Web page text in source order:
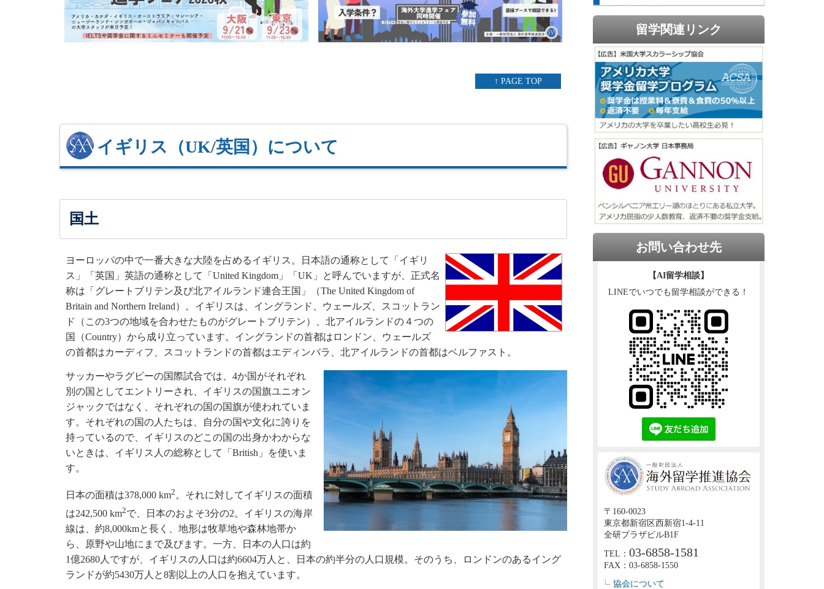
↑ PAGE TOP
イギリス（UK/英国）について
国土
ヨーロッパの中で一番大きな大陸を占めるイギリス。日本語の通称として「イギリ
ス」「英国」英語の通称として「United Kingdom」「UK」と呼んでいますが、正式名
称は「グレートブリテン及び北アイルランド連合王国」（The United Kingdom of
Britain and Northern Ireland）。イギリスは、イングランド、ウェールズ、スコットラン
ド（この3つの地域を合わせたものがグレートブリテン）、北アイルランドの４つの
国（Country）から成り立っています。イングランドの首都はロンドン、ウェールズ
の首都はカーディフ、スコットランドの首都はエディンバラ、北アイルランドの首都はベルファスト。
サッカーやラグビーの国際試合では、4か国がそれぞれ
別の国としてエントリーされ、イギリスの国旗ユニオン
ジャックではなく、それぞれの国の国旗が使われていま
す。それぞれの国の人たちは、自分の国や文化に誇りを
持っているので、イギリスのどこの国の出身かわからな
いときは、イギリス人の総称として「British」を使いま
す。
日本の面積は378,000 km2 。それに対してイギリスの面積
は242,500 km2で、日本のおよそ3分の2。イギリスの海岸
線は、約8,000kmと長く、地形は牧草地や森林地帯か
ら、原野や山地にまで及びます。一方、日本の人口は約
1億2680人ですが、イギリスの人口は約6604万人と、日本の約半分の人口規模。そのうち、ロンドンのあるイング
ランドが約5430万人と8割以上の人口を抱えています。
留学関連リンク
お問い合わせ先
【AI留学相談】
LINEでいつでも留学相談ができる！
〒160-0023
東京都新宿区西新宿1-4-11
全研プラザビルB1F
TEL：03-6858-1581
FAX：03-6858-1550
協会について